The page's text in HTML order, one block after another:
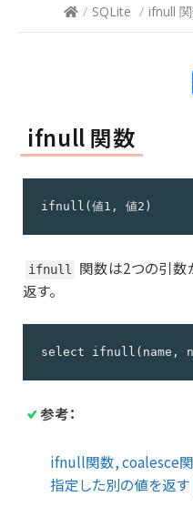
/ SQLite / ifnull
ifnull 関数
ifnull(値1, 値2)
ifnull 関数は2つの引数
返す。
select ifnull(name,
参考：
ifnull関数, coalesce
指定した別の値を返